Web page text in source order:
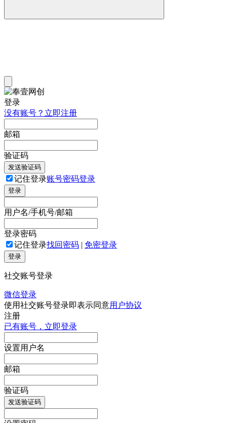
登录
没有账号？立即注册
邮箱
验证码
发送验证码
记住登录账号密码登录
登录
用户名/手机号/邮箱
登录密码
记住登录找回密码 | 免密登录
登录
社交账号登录
微信登录
使用社交账号登录即表示同意用户协议
注册
已有账号，立即登录
设置用户名
邮箱
验证码
发送验证码